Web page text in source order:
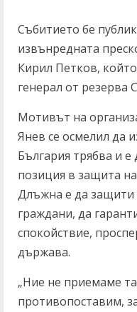
Събитието бе
извънредната
Кирил Петков,
генерал от резерва
Мотивът на
Янев се осмелил да
България трябва и
позиция в защита
Длъжна е да защити
граждани, да
спокойствие,
държава.
„Ние не приемаме
противопоставим,